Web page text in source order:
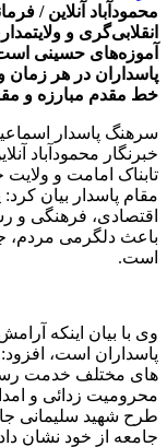
محمودآباد آنلاین /
انقلابی‌گری و
آموزه‌های حسینی
پاسداران در هر زمان
خط مقدم مبارزه و
سرهنگ پاسدار
خبرنگار محمودآباد
تابناک امامت و
مقام پاسدار بیان
اقتصادی، فرهنگی و
باعث دلگرمی مردم،
است.
وی با بیان اینکه
پاسداران است،
های مختلف خدمت
محرومیت زدائی و
طرح شهید سلیمانی
جامعه از خود نشان